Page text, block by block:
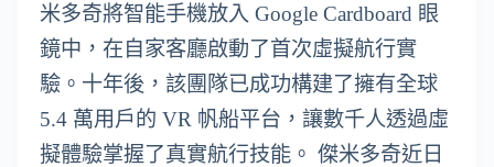
米多奇將智能手機放入 Google Cardboard 眼
鏡中，在自家客廳啟動了首次虛擬航行實
驗。十年後，該團隊已成功構建了擁有全球
5.4 萬用戶的 VR 帆船平台，讓數千人透過虛
擬體驗掌握了真實航行技能。 傑米多奇近日